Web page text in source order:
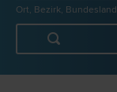
Ort, Bezirk,